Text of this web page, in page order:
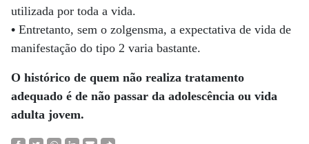
utilizada por toda a vida.
• Entretanto, sem o zolgensma, a expectativa de vida de
manifestação do tipo 2 varia bastante.
O histórico de quem não realiza tratamento
adequado é de não passar da adolescência ou vida
adulta jovem.